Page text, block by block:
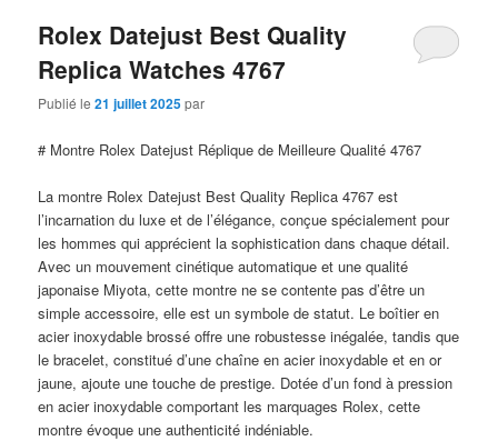
Rolex Datejust Best Quality
Replica Watches 4767
Publié le21 juillet 2025par
# Montre Rolex Datejust Réplique de Meilleure Qualité 4767
La montre Rolex Datejust Best Quality Replica 4767 est
l’incarnation du luxe et de l’élégance, conçue spécialement pour
les hommes qui apprécient la sophistication dans chaque détail.
Avec un mouvement cinétique automatique et une qualité
japonaise Miyota, cette montre ne se contente pas d’être un
simple accessoire, elle est un symbole de statut. Le boîtier en
acier inoxydable brossé offre une robustesse inégalée, tandis que
le bracelet, constitué d’une chaîne en acier inoxydable et en or
jaune, ajoute une touche de prestige. Dotée d’un fond à pression
en acier inoxydable comportant les marquages Rolex, cette
montre évoque une authenticité indéniable.